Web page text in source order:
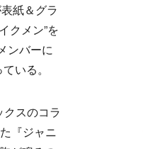
紙＆グラ
クメン”を
ンバーに
いる。
スのコラ
『ジャニ